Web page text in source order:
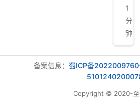
1
分
钟
备案信息： 蜀ICP备2022009760
Copyright © 2020-至